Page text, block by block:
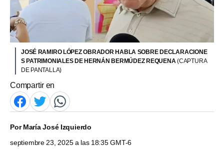
JOSÉ RAMIRO LÓPEZ OBRADOR HABLA SOBRE DECLARACIONE
S PATRIMONIALES DE HERNÁN BERMÚDEZ REQUENA(CAPTURA
DE PANTALLA)
Compartir en
PorMaría José Izquierdo
septiembre 23, 2025 a las 18:35 GMT-6